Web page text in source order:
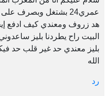
عمري24 بشتغل
هد زروف ومعندي كيف ادفع
البيت راح يطردنا بليز
بليز معندي حد غير قلب حد
الله
رد